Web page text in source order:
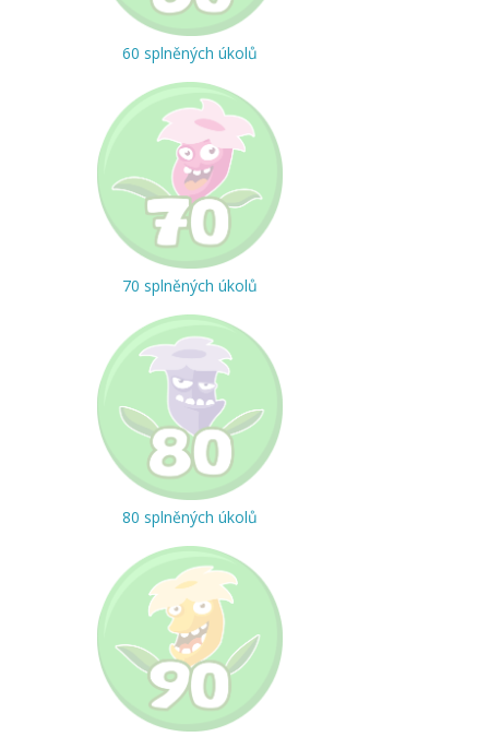
60 splněných úkolů
70 splněných úkolů
80 splněných úkolů